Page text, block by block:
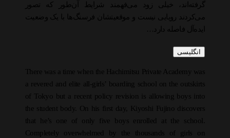
گرفته‌اند، خیلی زود می‌فهمند شرایط آن‌طور که تصور
می‌کردند رویایی نیست و موقعیتشان فرسنگ‌ها با یک وضعیت
ایده‌آل فاصله دارد…
انگلیسی
There was a time when the Hachimitsu Private Academy was
a revered and elite all-girls’ boarding school on the outskirts
of Tokyo but a recent policy revision is allowing boys into
the student body. On his first day, Kiyoshi Fujino discovers
that he’s one of only five boys enrolled at the school.
Completely overwhelmed by the thousands of girls on